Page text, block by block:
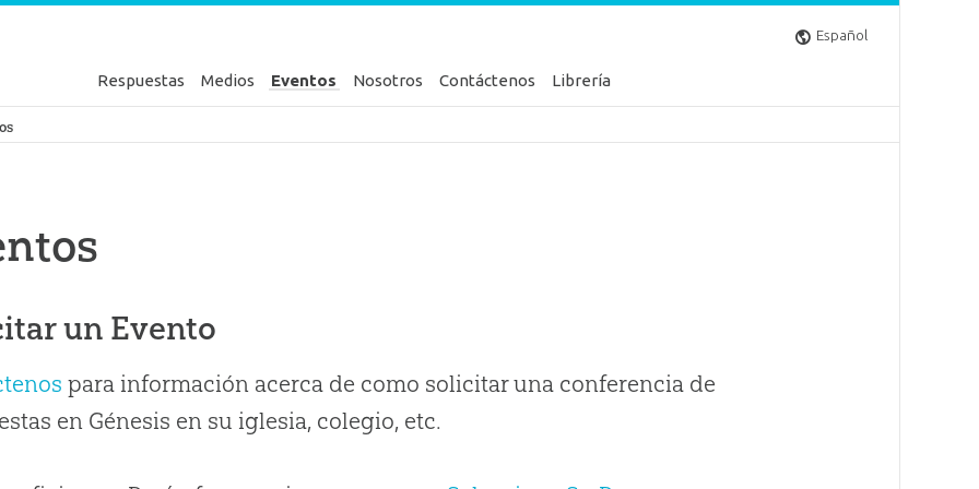
Español
Respuestas Medios Eventos Nosotros Contáctenos Librería
Génesis
un Evento
para información acerca de como solicitar una conferencia de
en Génesis en su iglesia, colegio, etc.